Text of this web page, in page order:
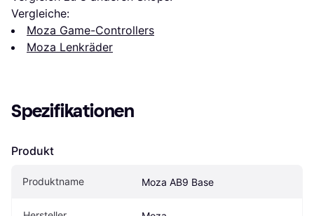
Vergleiche:
Moza Game-Controllers
Moza Lenkräder
Spezifikationen
Produkt
Produktname Moza AB9 Base